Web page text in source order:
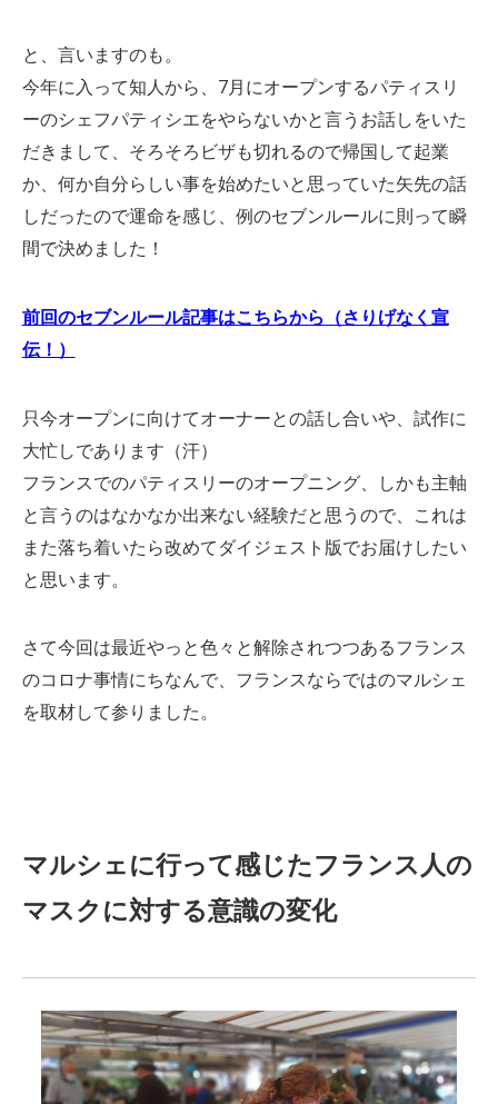
と、言いますのも。
今年に入って知人から、7月にオープンするパティスリ
ーのシェフパティシエをやらないかと言うお話しをいた
だきまして、そろそろビザも切れるので帰国して起業
か、何か自分らしい事を始めたいと思っていた矢先の話
しだったので運命を感じ、例のセブンルールに則って瞬
間で決めました！
前回のセブンルール記事はこちらから（さりげなく宣
伝！）
只今オープンに向けてオーナーとの話し合いや、試作に
大忙しであります（汗）
フランスでのパティスリーのオープニング、しかも主軸
と言うのはなかなか出来ない経験だと思うので、これは
また落ち着いたら改めてダイジェスト版でお届けしたい
と思います。
さて今回は最近やっと色々と解除されつつあるフランス
のコロナ事情にちなんで、フランスならではのマルシェ
を取材して参りました。
マルシェに行って感じたフランス人の
マスクに対する意識の変化